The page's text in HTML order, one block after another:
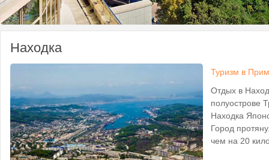
Находка
Туризм в
Отдых в
полуострове
Находка
Город
чем на 20